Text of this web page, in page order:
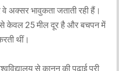
अक्सर भावुकता जताती रही हैं।
से केवल 25 मील दूर है और बचपन में
थीं।
से कानून की पढ़ाई पूरी